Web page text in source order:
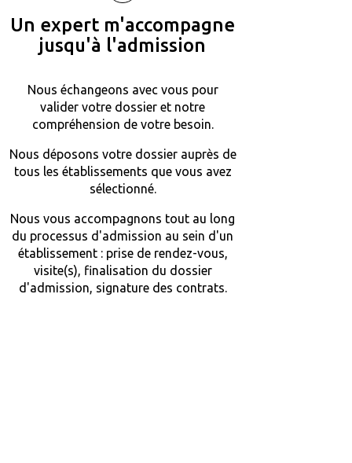
Un expert m'accompagne
jusqu'à l'admission
Nous échangeons avec vous pour
valider votre dossier et notre
compréhension de votre besoin.
Nous déposons votre dossier auprès de
tous les établissements que vous avez
sélectionné.
Nous vous accompagnons tout au long
du processus d'admission au sein d'un
établissement : prise de rendez-vous,
visite(s), finalisation du dossier
d'admission, signature des contrats.